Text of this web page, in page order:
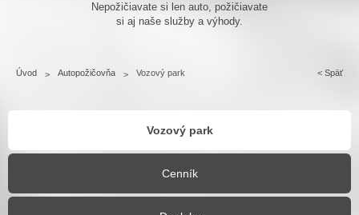
Nepožičiavate si len auto, požičiavate
si aj naše služby a výhody.
Úvod > Autopožičovňa > Vozový park < Späť
Vozový park
Cenník